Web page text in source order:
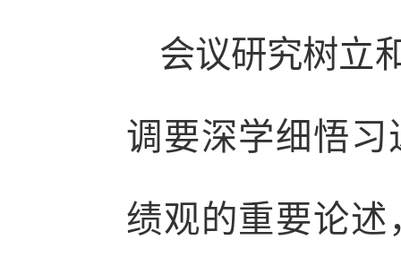
会议研究树立
调要深学细悟
绩观的重要论